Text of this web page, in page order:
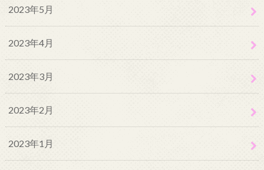
2023年5月
2023年4月
2023年3月
2023年2月
2023年1月